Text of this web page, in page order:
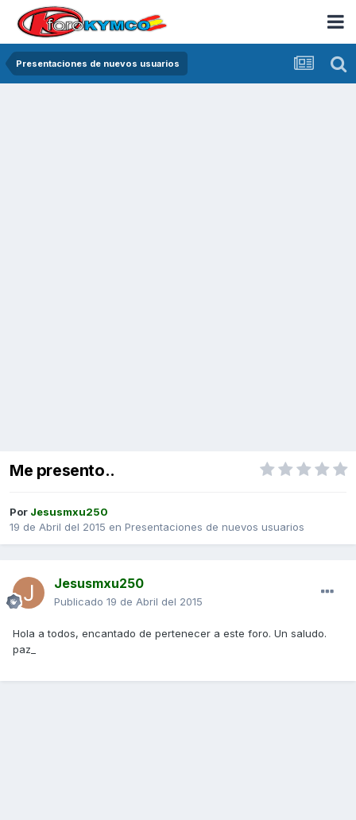
Presentaciones de nuevos usuarios
Me presento..
Por Jesusmxu250
19 de Abril del 2015 en Presentaciones de nuevos usuarios
Jesusmxu250
Publicado 19 de Abril del 2015
Hola a todos, encantado de pertenecer a este foro. Un saludo.
paz_